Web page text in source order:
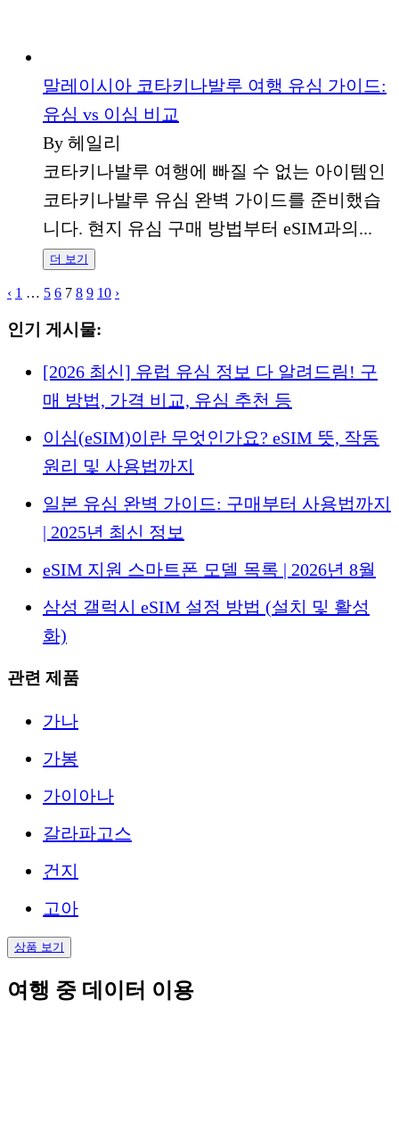
말레이시아 코타키나발루 여행 유심 가이드:
유심 vs 이심 비교
By 헤일리
코타키나발루 여행에 빠질 수 없는 아이템인
코타키나발루 유심 완벽 가이드를 준비했습
니다. 현지 유심 구매 방법부터 eSIM과의...
더 보기
‹ 1 … 5 6 7 8 9 10 ›
인기 게시물:
[2026 최신] 유럽 유심 정보 다 알려드림! 구
매 방법, 가격 비교, 유심 추천 등
이심(eSIM)이란 무엇인가요? eSIM 뜻, 작동
원리 및 사용법까지
일본 유심 완벽 가이드: 구매부터 사용법까지
| 2025년 최신 정보
eSIM 지원 스마트폰 모델 목록 | 2026년 8월
삼성 갤럭시 eSIM 설정 방법 (설치 및 활성
화)
관련 제품
가나
가봉
가이아나
갈라파고스
건지
고아
상품 보기
여행 중 데이터 이용